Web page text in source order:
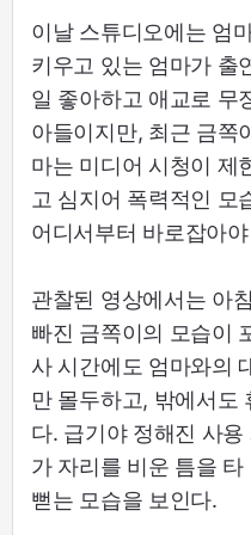
이날 스튜디오에는 엄
키우고 있는 엄마가 출
일 좋아하고 애교로 무
아들이지만, 최근 금쪽
마는 미디어 시청이 제
고 심지어 폭력적인 모
어디서부터 바로잡아
관찰된 영상에서는 아
빠진 금쪽이의 모습이
사 시간에도 엄마와의
만 몰두하고, 밖에서도
다. 급기야 정해진 사
가 자리를 비운 틈을
뻗는 모습을 보인다.